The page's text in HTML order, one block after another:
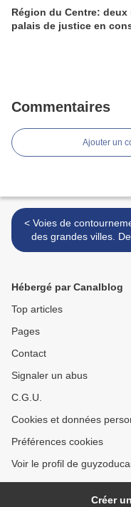
Région du Centre: deux
palais de justice en
Commentaires
Ajouter un
< Voies de contournement
des grandes villes.
études en cours.
Hébergé par Canalblog
Top articles
Pages
Contact
Signaler un abus
C.G.U.
Cookies et données
Préférences cookies
Voir le profil de
Créer